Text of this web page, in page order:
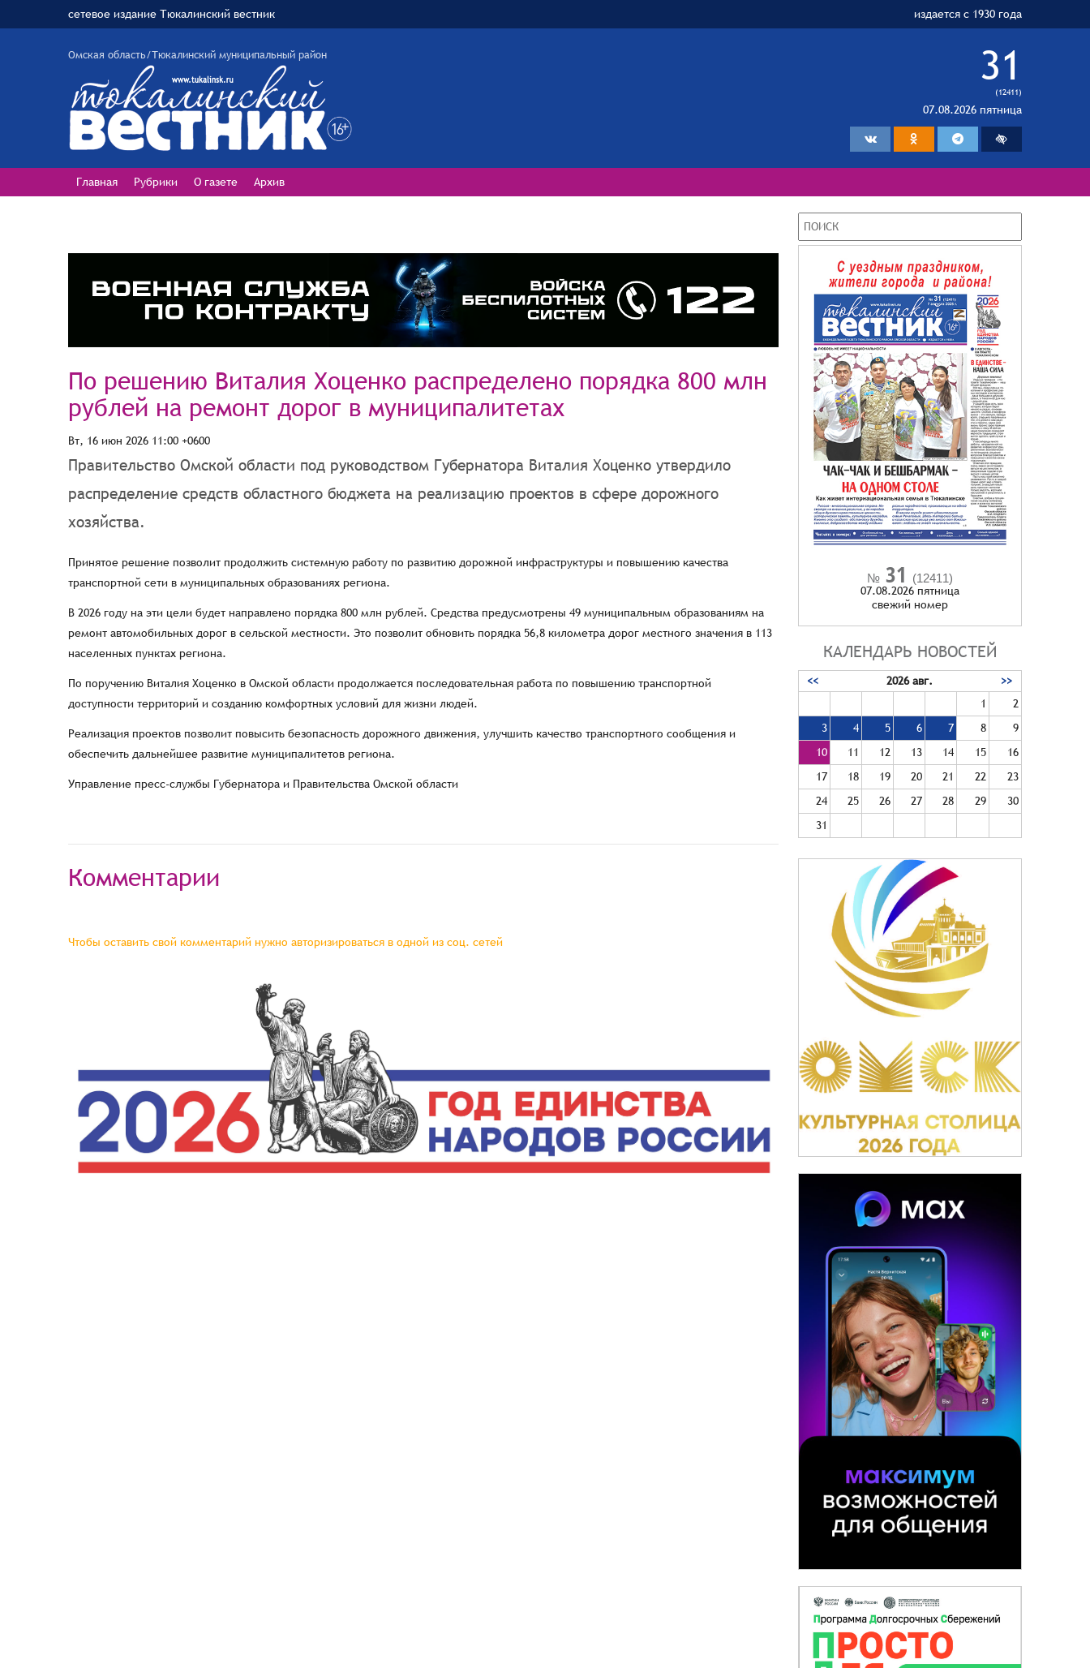
сетевое издание Тюкалинский вестник издается с 1930 года
Омская область/Тюкалинский муниципальный район 31
(12411)
07.08.2026 пятница
Главная Рубрики О газете Архив
По решению Виталия Хоценко распределено порядка 800 млн
рублей на ремонт дорог в муниципалитетах
Вт, 16 июн 2026 11:00 +0600
Правительство Омской области под руководством Губернатора Виталия Хоценко утвердило
распределение средств областного бюджета на реализацию проектов в сфере дорожного
хозяйства.
Принятое решение позволит продолжить системную работу по развитию дорожной инфраструктуры и повышению качества
транспортной сети в муниципальных образованиях региона.
В 2026 году на эти цели будет направлено порядка 800 млн рублей. Средства предусмотрены 49 муниципальным образованиям на
ремонт автомобильных дорог в сельской местности. Это позволит обновить порядка 56,8 километра дорог местного значения в 113
населенных пунктах региона.
По поручению Виталия Хоценко в Омской области продолжается последовательная работа по повышению транспортной
доступности территорий и созданию комфортных условий для жизни людей.
Реализация проектов позволит повысить безопасность дорожного движения, улучшить качество транспортного сообщения и
обеспечить дальнейшее развитие муниципалитетов региона.
Управление пресс-службы Губернатора и Правительства Омской области
Комментарии
Чтобы оставить свой комментарий нужно авторизироваться в одной из соц. сетей
№ 31 (12411)
07.08.2026 пятница
cвежий номер
КАЛЕНДАРЬ НОВОСТЕЙ
<< 2026 авг.
>>
1
2
3
4 5 6 7 8
9
10
11 12 13 14 15
16
17
18 19 20 21 22
23
24
25 26 27 28 29
30
31